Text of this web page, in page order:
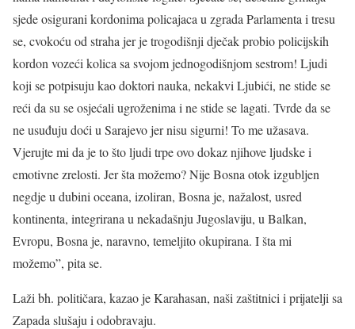
sjede osigurani kordonima policajaca u zgrada Parlamenta i tresu
se, cvokoću od straha jer je trogodišnji dječak probio policijskih
kordon vozeći kolica sa svojom jednogodišnjom sestrom! Ljudi
koji se potpisuju kao doktori nauka, nekakvi Ljubići, ne stide se
reći da su se osjećali ugroženima i ne stide se lagati. Tvrde da se
ne usuđuju doći u Sarajevo jer nisu sigurni! To me užasava.
Vjerujte mi da je to što ljudi trpe ovo dokaz njihove ljudske i
emotivne zrelosti. Jer šta možemo? Nije Bosna otok izgubljen
negdje u dubini oceana, izoliran, Bosna je, nažalost, usred
kontinenta, integrirana u nekadašnju Jugoslaviju, u Balkan,
Evropu, Bosna je, naravno, temeljito okupirana. I šta mi
možemo”, pita se.
Laži bh. političara, kazao je Karahasan, naši zaštitnici i prijatelji sa
Zapada slušaju i odobravaju.